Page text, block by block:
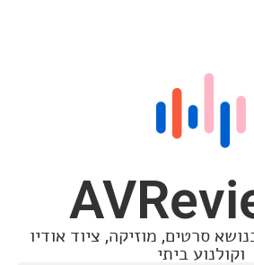
ציוד אודיו